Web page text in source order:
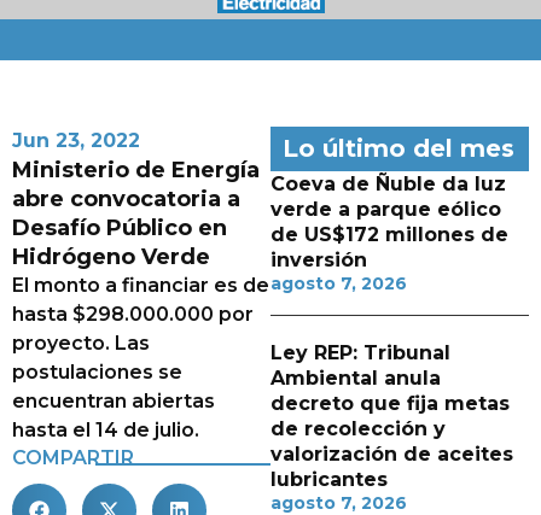
Jun 23, 2022
Ministerio de Energía
abre convocatoria a
Desafío Público en
Hidrógeno Verde
El monto a financiar es de
hasta $298.000.000 por
proyecto. Las
postulaciones se
encuentran abiertas
hasta el 14 de julio.
COMPARTIR
Lo último del mes
Coeva de Ñuble da luz
verde a parque eólico
de US$172 millones de
inversión
agosto 7, 2026
Ley REP: Tribunal
Ambiental anula
decreto que fija metas
de recolección y
valorización de aceites
lubricantes
agosto 7, 2026